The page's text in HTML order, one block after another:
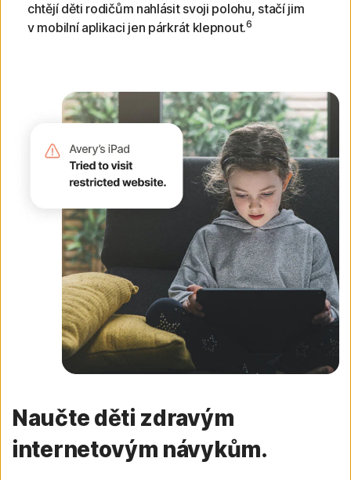
chtějí děti rodičům nahlásit svoji polohu, stačí jim
v mobilní aplikaci jen párkrát klepnout.6
Naučte děti zdravým
internetovým návykům.